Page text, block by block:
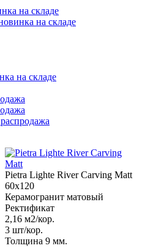
на складе
на складе
на складе
Pietra Lighte River Carving Matt
60x120
Керамогранит матовый
Ректификат
2,16 м2/кор.
3 шт/кор.
Толщина 9 мм.